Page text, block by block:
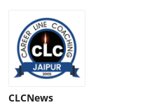
CLCNews